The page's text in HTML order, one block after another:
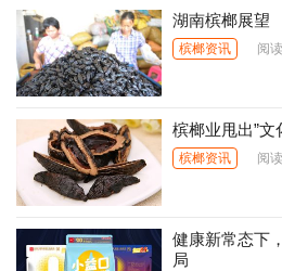
湖南槟榔展望
槟榔资讯 阅读
槟榔业甩出”文
槟榔资讯 阅读
健康新常态下
局